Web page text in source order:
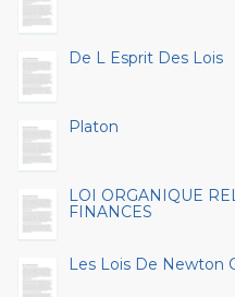
De L Esprit Des Lois
Platon
LOI ORGANIQUE
FINANCES
Les Lois De Newton